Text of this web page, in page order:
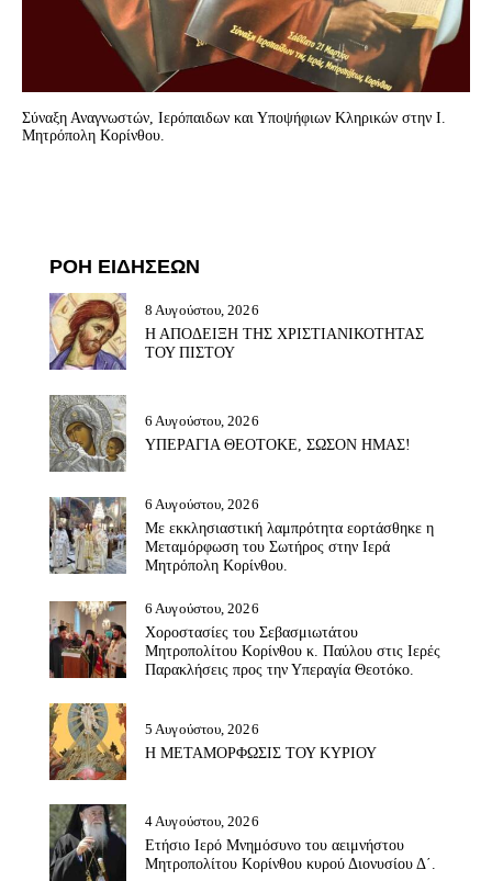
Σύναξη Αναγνωστών, Ιερόπαιδων και Υποψήφιων Κληρικών στην Ι.
Μητρόπολη Κορίνθου.
ΡΟΗ ΕΙΔΗΣΕΩΝ
8 Αυγούστου, 2026
Η ΑΠΟΔΕΙΞΗ ΤΗΣ ΧΡΙΣΤΙΑΝΙΚΟΤΗΤΑΣ
ΤΟΥ ΠΙΣΤΟΥ
6 Αυγούστου, 2026
ΥΠΕΡΑΓΙΑ ΘΕΟΤΟΚΕ, ΣΩΣΟΝ ΗΜΑΣ!
6 Αυγούστου, 2026
Με εκκλησιαστική λαμπρότητα εορτάσθηκε η
Μεταμόρφωση του Σωτήρος στην Ιερά
Μητρόπολη Κορίνθου.
6 Αυγούστου, 2026
Χοροστασίες του Σεβασμιωτάτου
Μητροπολίτου Κορίνθου κ. Παύλου στις Ιερές
Παρακλήσεις προς την Υπεραγία Θεοτόκο.
5 Αυγούστου, 2026
Η ΜΕΤΑΜΟΡΦΩΣΙΣ ΤΟΥ ΚΥΡΙΟΥ
4 Αυγούστου, 2026
Ετήσιο Ιερό Μνημόσυνο του αειμνήστου
Μητροπολίτου Κορίνθου κυρού Διονυσίου Δ΄.